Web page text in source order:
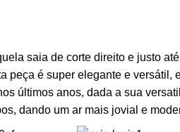
saia de corte direito e justo
peça é super elegante e versátil,
últimos anos, dada a sua
dando um ar mais jovial e